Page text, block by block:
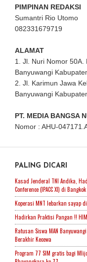
PIMPINAN REDAKSI
Sumantri Rio Utomo
082331679719
ALAMAT
1. Jl. Nuri Nomor 50A.
Banyuwangi
2. Jl. Karimun Jawa
Banyuwangi
PT. MEDIA BANGSA
Nomor : AHU-
PALING DICARI
Kasad Jenderal TNI Andika,
Conference (IPACC XI) di Bangkok
Koperasi MNT lebarkan sayap di
Hadirkan Praktisi Pangan !!
Ratusan Siswa MAN
Berakhir Kecewa
Program 77 SIM gratis bagi